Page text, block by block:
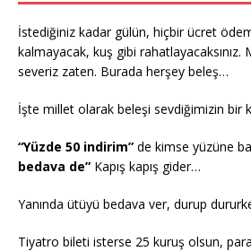
İstediğiniz kadar gülün, hiçbir ücret
kalmayacak, kuş gibi rahatlayacaksınız.
severiz zaten. Burada herşey beleş…
İşte millet olarak beleşi sevdiğimizin bir
“Yüzde 50 indirim” de kimse yüzüne
bedava de” Kapış kapış gider…
Yanında ütüyü bedava ver, durup
Tiyatro bileti isterse 25 kuruş olsun,